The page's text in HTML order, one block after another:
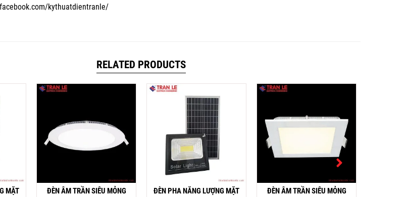
kythuatdientranle/
RELATED PRODUCTS
MẶT
ĐÈN ÂM TRẦN SIÊU MỎNG
ĐÈN PHA NĂNG LƯỢNG MẶT
ĐÈN ÂM TRẦN SIÊU MỎNG